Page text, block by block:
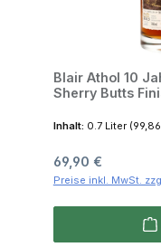
Blair Athol 10
Sherry Butts
Inhalt: 0.7 Liter
Regulärer Preis:
69,90 €
Preise inkl. MwSt.